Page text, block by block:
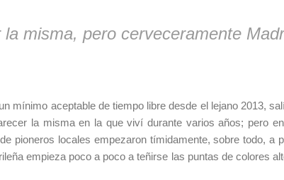
misma, pero cerveceramente
mínimo aceptable de tiempo libre desde el lejano 2013,
la misma en la que viví durante varios años; pero
pioneros locales empezaron tímidamente, sobre todo, a
empieza poco a poco a teñirse las puntas de colores